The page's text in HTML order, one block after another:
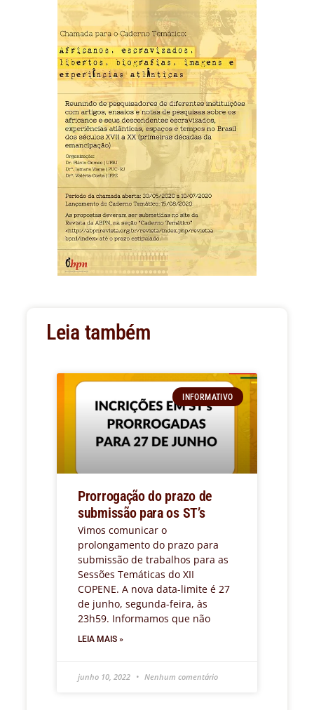
Leia também
INFORMATIVO
Prorrogação do prazo de
submissão para os ST’s
Vimos comunicar o
prolongamento do prazo para
submissão de trabalhos para as
Sessões Temáticas do XII
COPENE. A nova data-limite é 27
de junho, segunda-feira, às
23h59. Informamos que não
LEIA MAIS »
junho 10, 2022 Nenhum comentário